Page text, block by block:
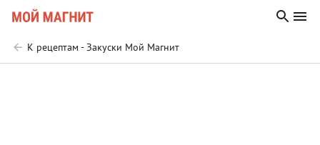
К рецептам - Закуски Мой Магнит